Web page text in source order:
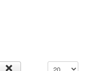
Exibir #